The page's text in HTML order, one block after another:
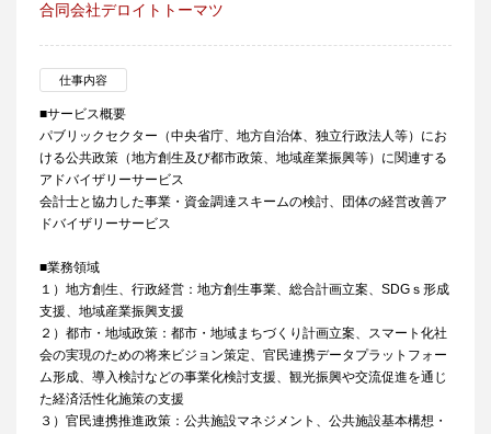
合同会社デロイトトーマツ
仕事内容
■サービス概要
パブリックセクター（中央省庁、地方自治体、独立行政法人等）にお
ける公共政策（地方創生及び都市政策、地域産業振興等）に関連する
アドバイザリーサービス
会計士と協力した事業・資金調達スキームの検討、団体の経営改善ア
ドバイザリーサービス
■業務領域
１）地方創生、行政経営：地方創生事業、総合計画立案、SDGｓ形成
支援、地域産業振興支援
２）都市・地域政策：都市・地域まちづくり計画立案、スマート化社
会の実現のための将来ビジョン策定、官民連携データプラットフォー
ム形成、導入検討などの事業化検討支援、観光振興や交流促進を通じ
た経済活性化施策の支援
３）官民連携推進政策：公共施設マネジメント、公共施設基本構想・